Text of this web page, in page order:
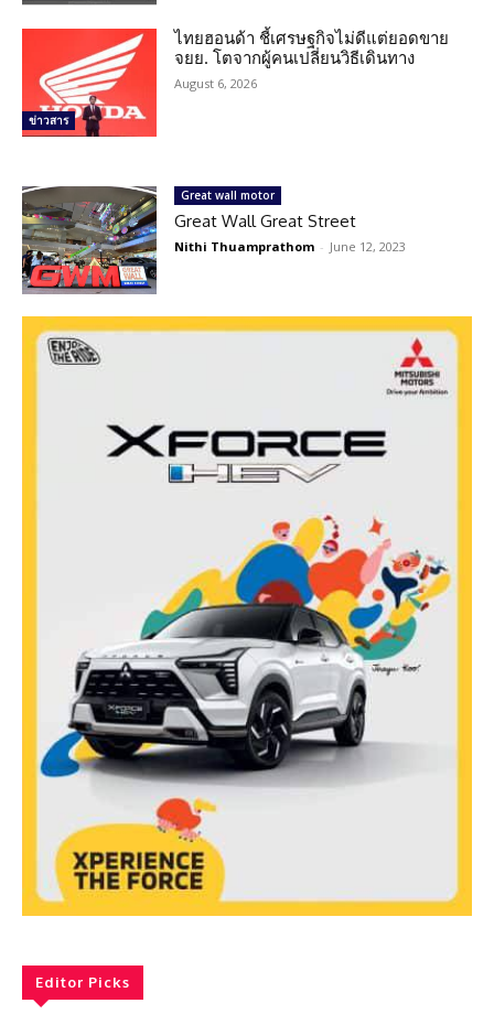
ข่าวสาร
ไทยฮอนด้า ชี้เศรษฐกิจไม่ดีแต่ยอดขาย
จยย. โตจากผู้คนเปลี่ยนวิธีเดินทาง
August 6, 2026
Great wall motor
Great Wall Great Street
Nithi Thuamprathom - June 12, 2023
Editor Picks